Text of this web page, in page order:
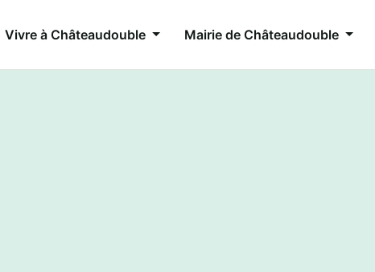
Vivre à Châteaudouble Mairie de Châteaudouble